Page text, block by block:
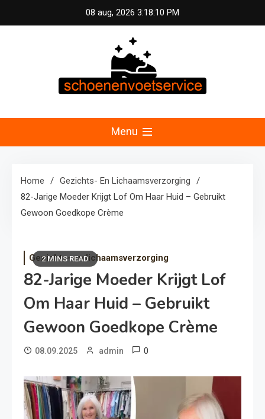
to
08 aug, 2026 3:18:11 PM
Schoenen &
Voetservice –
Schoonheid en
Fitness voor Uw
Voeten
Professionele pedicure, schoenmassage en
fitnessconsultatie voor optimale voetverzorging en
Menu
Home
Gezichts- En Lichaamsverzorging
82-Jarige Moeder Krijgt Lof Om Haar Huid – Gebruikt
Gewoon Goedkope Crème
2 MINS READ
Gezichts- en lichaamsverzorging
82-Jarige Moeder Krijgt Lof
Om Haar Huid – Gebruikt
Gewoon Goedkope Crème
08.09.2025 admin 0